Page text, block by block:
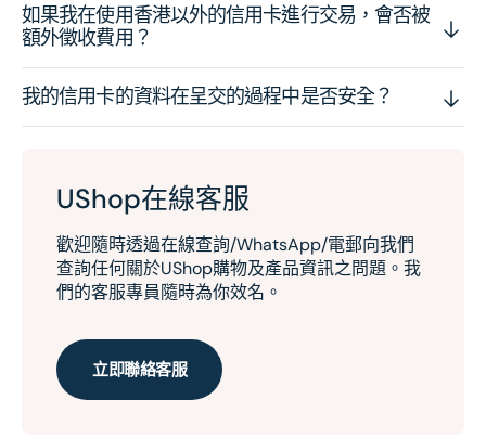
如果我在使用香港以外的信用卡進行交易，會否被
額外徵收費用？
我的信用卡的資料在呈交的過程中是否安全？
UShop在線客服
歡迎隨時透過在線查詢/WhatsApp/電郵向我們
查詢任何關於UShop購物及產品資訊之問題。我
們的客服專員隨時為你效名。
立即聯絡客服